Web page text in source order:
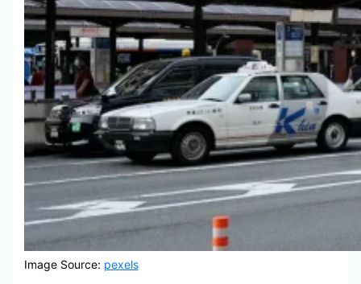
Image Source: pexels